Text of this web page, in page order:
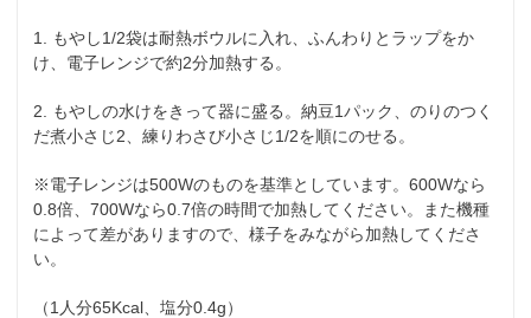
1. もやし1/2袋は耐熱ボウルに入れ、ふんわりとラップをか
け、電子レンジで約2分加熱する。
2. もやしの水けをきって器に盛る。納豆1パック、のりのつく
だ煮小さじ2、練りわさび小さじ1/2を順にのせる。
※電子レンジは500Wのものを基準としています。600Wなら
0.8倍、700Wなら0.7倍の時間で加熱してください。また機種
によって差がありますので、様子をみながら加熱してくださ
い。
（1人分65Kcal、塩分0.4g）